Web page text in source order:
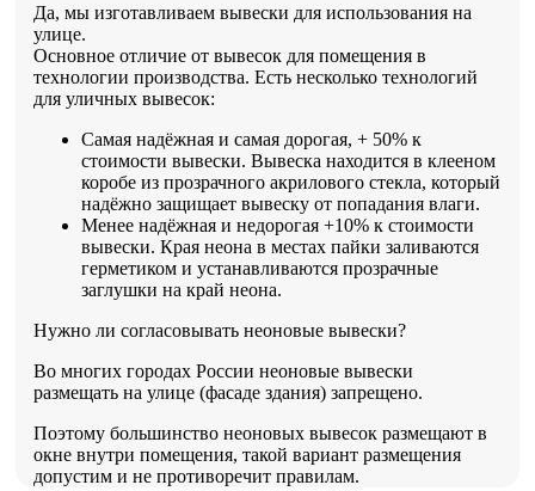
Да, мы изготавливаем вывески для использования на
улице.
Основное отличие от вывесок для помещения в
технологии производства. Есть несколько технологий
для уличных вывесок:
Самая надёжная и самая дорогая, + 50% к
стоимости вывески. Вывеска находится в клееном
коробе из прозрачного акрилового стекла, который
надёжно защищает вывеску от попадания влаги.
Менее надёжная и недорогая +10% к стоимости
вывески. Края неона в местах пайки заливаются
герметиком и устанавливаются прозрачные
заглушки на край неона.
Нужно ли согласовывать неоновые вывески?
Во многих городах России неоновые вывески
размещать на улице (фасаде здания) запрещено.
Поэтому большинство неоновых вывесок размещают в
окне внутри помещения, такой вариант размещения
допустим и не противоречит правилам.